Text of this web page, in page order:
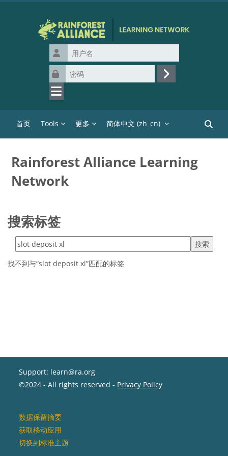
用户名
密码
登录
首页 Tools 更多 简体中文 ‎(zh_cn)‎
搜索课
Rainforest Alliance Learning
Network
搜索标签
搜索标签
找不到与“slot deposit xl”匹配的标签
Support: learn@ra.org
©2024 - All rights reserved - Privacy Policy
‎数据保留摘要‎
获取移动应用
切换到标准主题